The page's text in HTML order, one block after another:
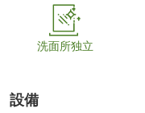
洗面所独立
設備